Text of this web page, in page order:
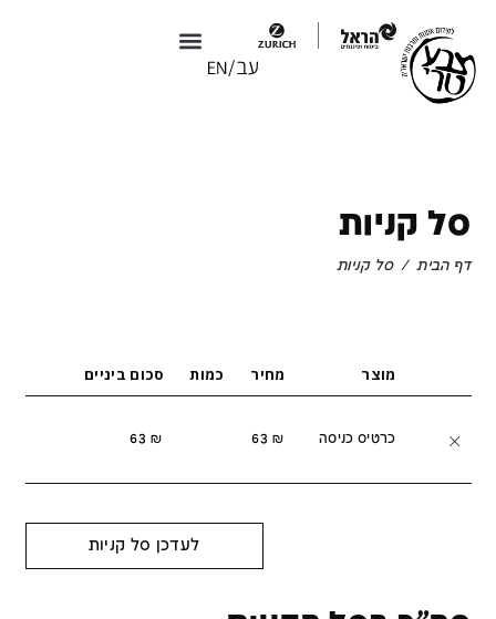
סל קניות
דף הבית/סל קניות
מוצר מחיר כמות סכום ביניים
כרטיס כניסה 63 ₪
63 ₪
לעדכן סל קניות